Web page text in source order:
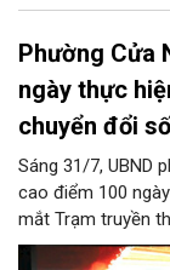
Phường Cửa
ngày thực
chuyển đổi số
Sáng 31/7, UBND
cao điểm 100
mắt Trạm truyền
thiệu các sản